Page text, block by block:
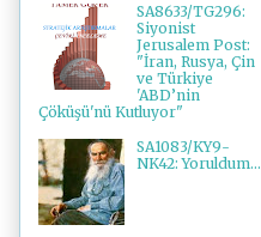
SA8633/TG296:
Siyonist
Jerusalem Post:
"İran, Rusya, Çin
ve Türkiye
'ABD’nin
Çöküşü'nü Kutluyor"
SA1083/KY9-
NK42: Yoruldum...